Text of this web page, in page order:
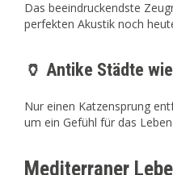
Das beeindruckendste
perfekten Akustik noch
🏺 Antike Städte
Nur einen Katzensprung
um ein Gefühl für das
Mediterraner